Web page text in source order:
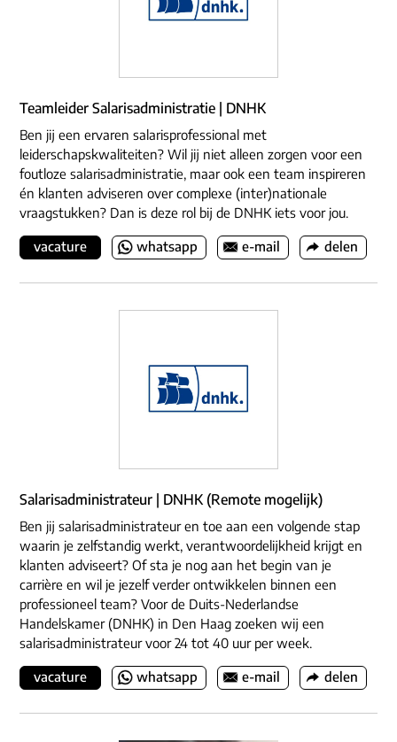
Teamleider Salarisadministratie | DNHK
Ben jij een ervaren salarisprofessional met
leiderschapskwaliteiten? Wil jij niet alleen zorgen voor een
foutloze salarisadministratie, maar ook een team inspireren
én klanten adviseren over complexe (inter)nationale
vraagstukken? Dan is deze rol bij de DNHK iets voor jou.
vacature whatsapp e-mail delen
Salarisadministrateur | DNHK (Remote mogelijk)
Ben jij salarisadministrateur en toe aan een volgende stap
waarin je zelfstandig werkt, verantwoordelijkheid krijgt en
klanten adviseert? Of sta je nog aan het begin van je
carrière en wil je jezelf verder ontwikkelen binnen een
professioneel team? Voor de Duits-Nederlandse
Handelskamer (DNHK) in Den Haag zoeken wij een
salarisadministrateur voor 24 tot 40 uur per week.
vacature whatsapp e-mail delen